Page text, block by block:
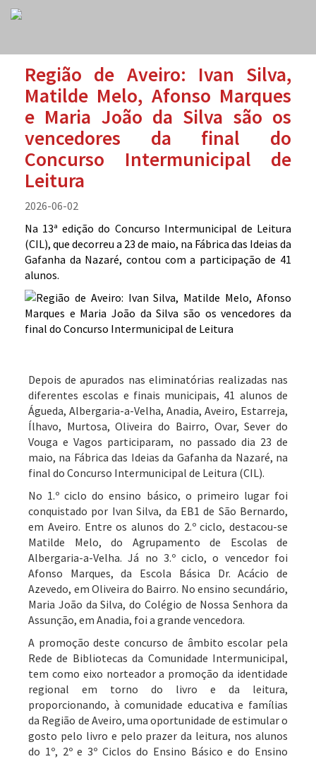
Região de Aveiro: Ivan Silva,
Matilde Melo, Afonso Marques
e Maria João da Silva são os
vencedores da final do
Concurso Intermunicipal de
Leitura
2026-06-02
Na 13ª edição do Concurso Intermunicipal de Leitura
(CIL), que decorreu a 23 de maio, na Fábrica das Ideias da
Gafanha da Nazaré, contou com a participação de 41
alunos.
Depois de apurados nas eliminatórias realizadas nas
diferentes escolas e finais municipais, 41 alunos de
Águeda, Albergaria-a-Velha, Anadia, Aveiro, Estarreja,
Ílhavo, Murtosa, Oliveira do Bairro, Ovar, Sever do
Vouga e Vagos participaram, no passado dia 23 de
maio, na Fábrica das Ideias da Gafanha da Nazaré, na
final do Concurso Intermunicipal de Leitura (CIL).
No 1.º ciclo do ensino básico, o primeiro lugar foi
conquistado por Ivan Silva, da EB1 de São Bernardo,
em Aveiro. Entre os alunos do 2.º ciclo, destacou-se
Matilde Melo, do Agrupamento de Escolas de
Albergaria-a-Velha. Já no 3.º ciclo, o vencedor foi
Afonso Marques, da Escola Básica Dr. Acácio de
Azevedo, em Oliveira do Bairro. No ensino secundário,
Maria João da Silva, do Colégio de Nossa Senhora da
Assunção, em Anadia, foi a grande vencedora.
A promoção deste concurso de âmbito escolar pela
Rede de Bibliotecas da Comunidade Intermunicipal,
tem como eixo norteador a promoção da identidade
regional em torno do livro e da leitura,
proporcionando, à comunidade educativa e famílias
da Região de Aveiro, uma oportunidade de estimular o
gosto pelo livro e pelo prazer da leitura, nos alunos
do 1º, 2º e 3º Ciclos do Ensino Básico e do Ensino